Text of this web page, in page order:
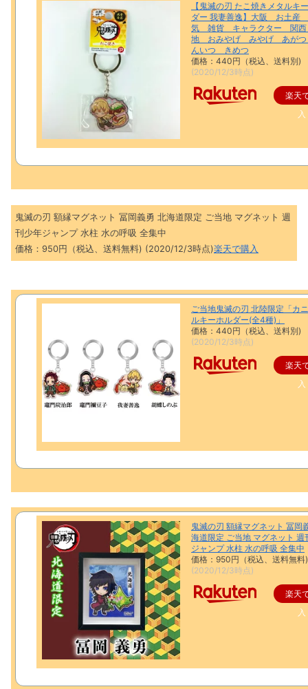
【鬼滅の刃 たこ焼きメタルキ
ダー 我妻善逸】大阪 お土産
気 雑貨 キャラクター 関
地 おみやげ みやげ あが
んいつ きめつ
価格：440円（税込、送料別)
(2020/12/3時点)
楽天
入
鬼滅の刃 額縁マグネット 冨岡義勇 北海道限定 ご当地 マグネット 週
刊少年ジャンプ 水柱 水の呼吸 全集中
価格：950円（税込、送料無料) (2020/12/3時点)楽天で購入
ご当地鬼滅の刃 北陸限定「カ
ルキーホルダー(全4種)」
価格：440円（税込、送料別)
(2020/12/3時点)
楽天
入
鬼滅の刃 額縁マグネット 冨岡
海道限定 ご当地 マグネット 週
ジャンプ 水柱 水の呼吸 全集中
価格：950円（税込、送料無料)
(2020/12/3時点)
楽天
入